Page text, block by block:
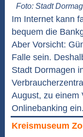
Foto: Stadt
Im Internet kann
bequem die
Aber Vorsicht:
Falle sein.
Stadt Dormagen
August, zu einem
Onlinebanking
Kreismuseum